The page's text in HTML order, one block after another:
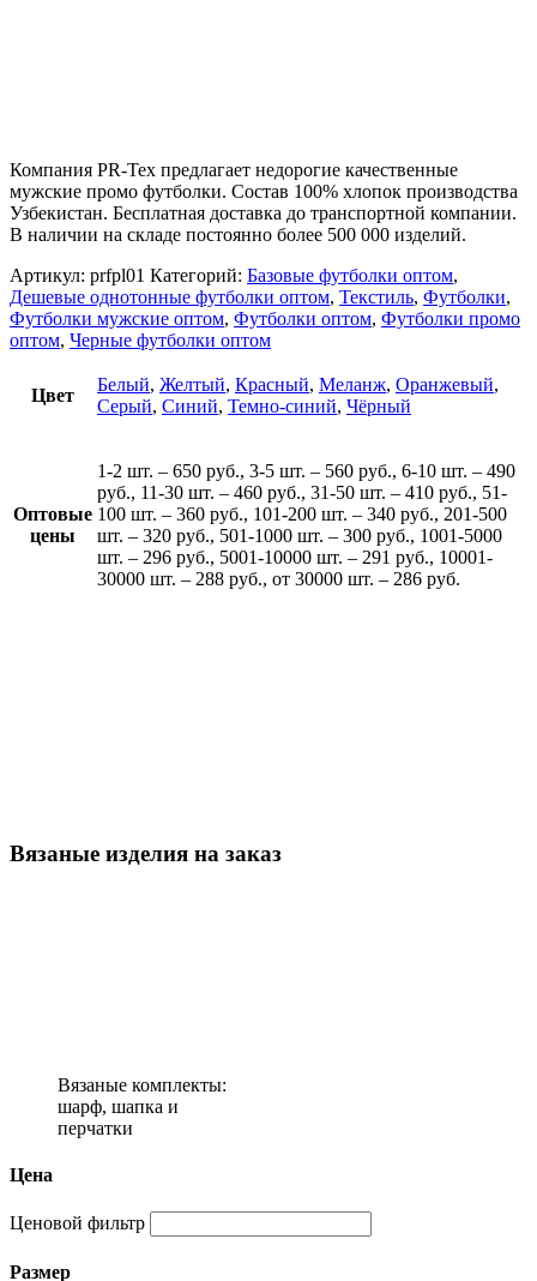
Компания PR-Tex предлагает недорогие качественные
мужские промо футболки. Состав 100% хлопок производства
Узбекистан. Бесплатная доставка до транспортной компании.
В наличии на складе постоянно более 500 000 изделий.
Артикул: prfpl01 Категорий: Базовые футболки оптом,
Дешевые однотонные футболки оптом, Текстиль, Футболки,
Футболки мужские оптом, Футболки оптом, Футболки промо
оптом, Черные футболки оптом
Цвет
Белый, Желтый, Красный, Меланж, Оранжевый,
Серый, Синий, Темно-синий, Чёрный
Оптовые
цены
1-2 шт. – 650 руб., 3-5 шт. – 560 руб., 6-10 шт. – 490
руб., 11-30 шт. – 460 руб., 31-50 шт. – 410 руб., 51-
100 шт. – 360 руб., 101-200 шт. – 340 руб., 201-500
шт. – 320 руб., 501-1000 шт. – 300 руб., 1001-5000
шт. – 296 руб., 5001-10000 шт. – 291 руб., 10001-
30000 шт. – 288 руб., от 30000 шт. – 286 руб.
Вязаные изделия на заказ
Вязаные комплекты:
шарф, шапка и
перчатки
Цена
Ценовой фильтр
Размер